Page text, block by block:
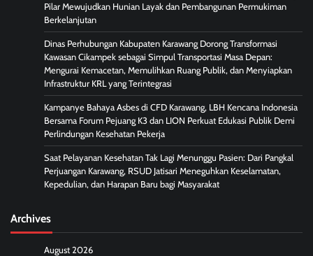
Pilar Mewujudkan Hunian Layak dan Pembangunan Permukiman
Berkelanjutan
Dinas Perhubungan Kabupaten Karawang Dorong Transformasi
Kawasan Cikampek sebagai Simpul Transportasi Masa Depan:
Mengurai Kemacetan, Memulihkan Ruang Publik, dan Menyiapkan
Infrastruktur KRL yang Terintegrasi
Kampanye Bahaya Asbes di CFD Karawang, LBH Kencana Indonesia
Bersama Forum Pejuang K3 dan LION Perkuat Edukasi Publik Demi
Perlindungan Kesehatan Pekerja
Saat Pelayanan Kesehatan Tak Lagi Menunggu Pasien: Dari Pangkal
Perjuangan Karawang, RSUD Jatisari Meneguhkan Keselamatan,
Kepedulian, dan Harapan Baru bagi Masyarakat
Archives
August 2026